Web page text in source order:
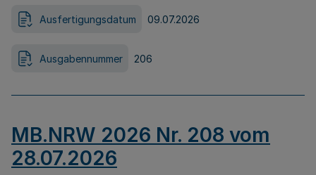
Ausfertigungsdatum 09.07.2026
Ausgabennummer 206
MB.NRW 2026 Nr. 208 vom
28.07.2026